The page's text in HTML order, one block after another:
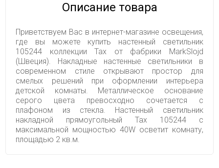
Описание товара
Приветствуем Вас в интернет-магазине освещения,
где вы можете купить настенный светильник
105244 коллекции Tax от фабрики MarkSlojd
(Швеция). Накладные настенные светильники в
современном стиле открывают простор для
смелых решений при оформлении интерьера
детской комнаты. Металлическое основание
серого цвета превосходно сочетается с
плафоном из стекла. Настенный светильник
накладной прямоугольный Tax 105244 с
максимальной мощностью 40W осветит комнату,
площадью 2 кв.м.